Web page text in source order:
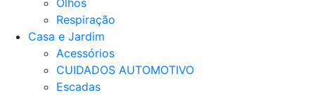
Olhos
Respiração
Casa e Jardim
Acessórios
CUIDADOS AUTOMOTIVO
Escadas